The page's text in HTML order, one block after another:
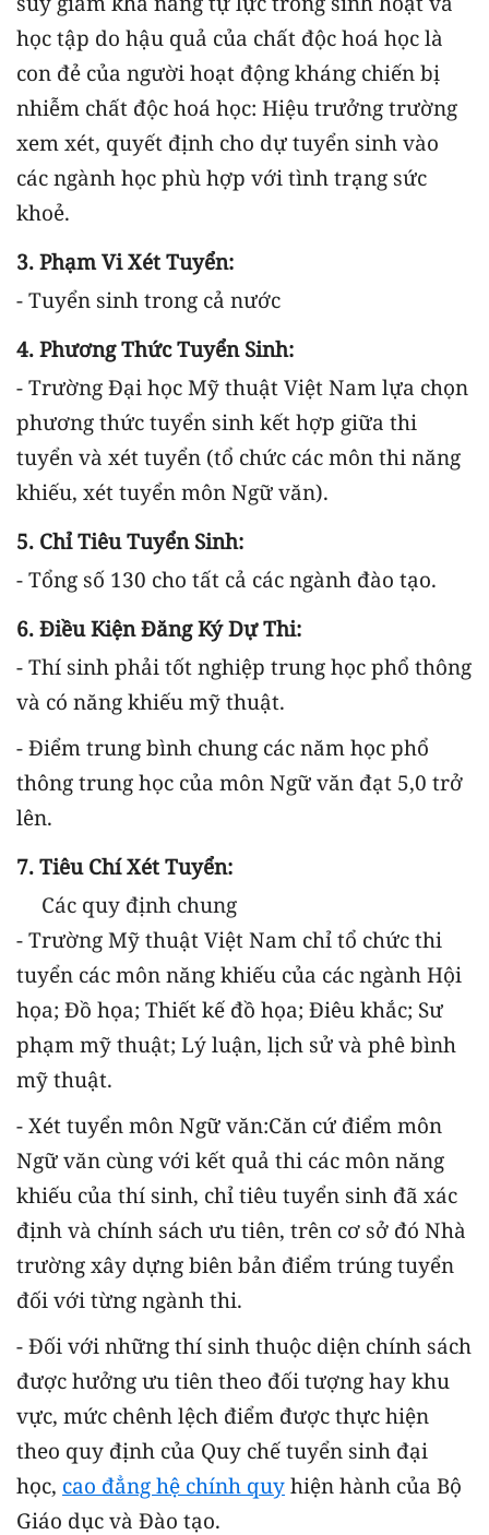
học tập do hậu quả của chất độc hoá học là
con đẻ của người hoạt động kháng chiến bị
nhiễm chất độc hoá học: Hiệu trưởng trường
xem xét, quyết định cho dự tuyển sinh vào
các ngành học phù hợp với tình trạng sức
khoẻ.
3. Phạm Vi Xét Tuyển:
- Tuyển sinh trong cả nước
4. Phương Thức Tuyển Sinh:
- Trường Đại học Mỹ thuật Việt Nam lựa chọn
phương thức tuyển sinh kết hợp giữa thi
tuyển và xét tuyển (tổ chức các môn thi năng
khiếu, xét tuyển môn Ngữ văn).
5. Chỉ Tiêu Tuyển Sinh:
- Tổng số 130 cho tất cả các ngành đào tạo.
6. Điều Kiện Đăng Ký Dự Thi:
- Thí sinh phải tốt nghiệp trung học phổ thông
và có năng khiếu mỹ thuật.
- Điểm trung bình chung các năm học phổ
thông trung học của môn Ngữ văn đạt 5,0 trở
lên.
7. Tiêu Chí Xét Tuyển:
Các quy định chung
- Trường Mỹ thuật Việt Nam chỉ tổ chức thi
tuyển các môn năng khiếu của các ngành Hội
họa; Đồ họa; Thiết kế đồ họa; Điêu khắc; Sư
phạm mỹ thuật; Lý luận, lịch sử và phê bình
mỹ thuật.
- Xét tuyển môn Ngữ văn:Căn cứ điểm môn
Ngữ văn cùng với kết quả thi các môn năng
khiếu của thí sinh, chỉ tiêu tuyển sinh đã xác
định và chính sách ưu tiên, trên cơ sở đó Nhà
trường xây dựng biên bản điểm trúng tuyển
đối với từng ngành thi.
- Đối với những thí sinh thuộc diện chính sách
được hưởng ưu tiên theo đối tượng hay khu
vực, mức chênh lệch điểm được thực hiện
theo quy định của Quy chế tuyển sinh đại
học, cao đẳng hệ chính quy hiện hành của Bộ
Giáo dục và Đào tạo.